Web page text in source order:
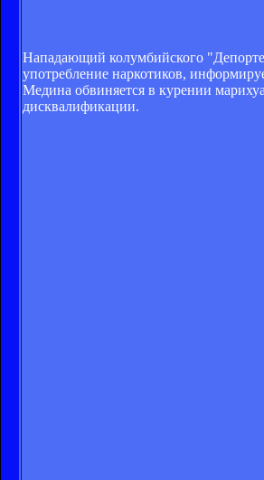
Нападающий колумбийского
употребление наркотиков,
Медина обвиняется в курении
дисквалификации.